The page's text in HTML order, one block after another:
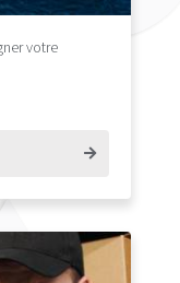
votre